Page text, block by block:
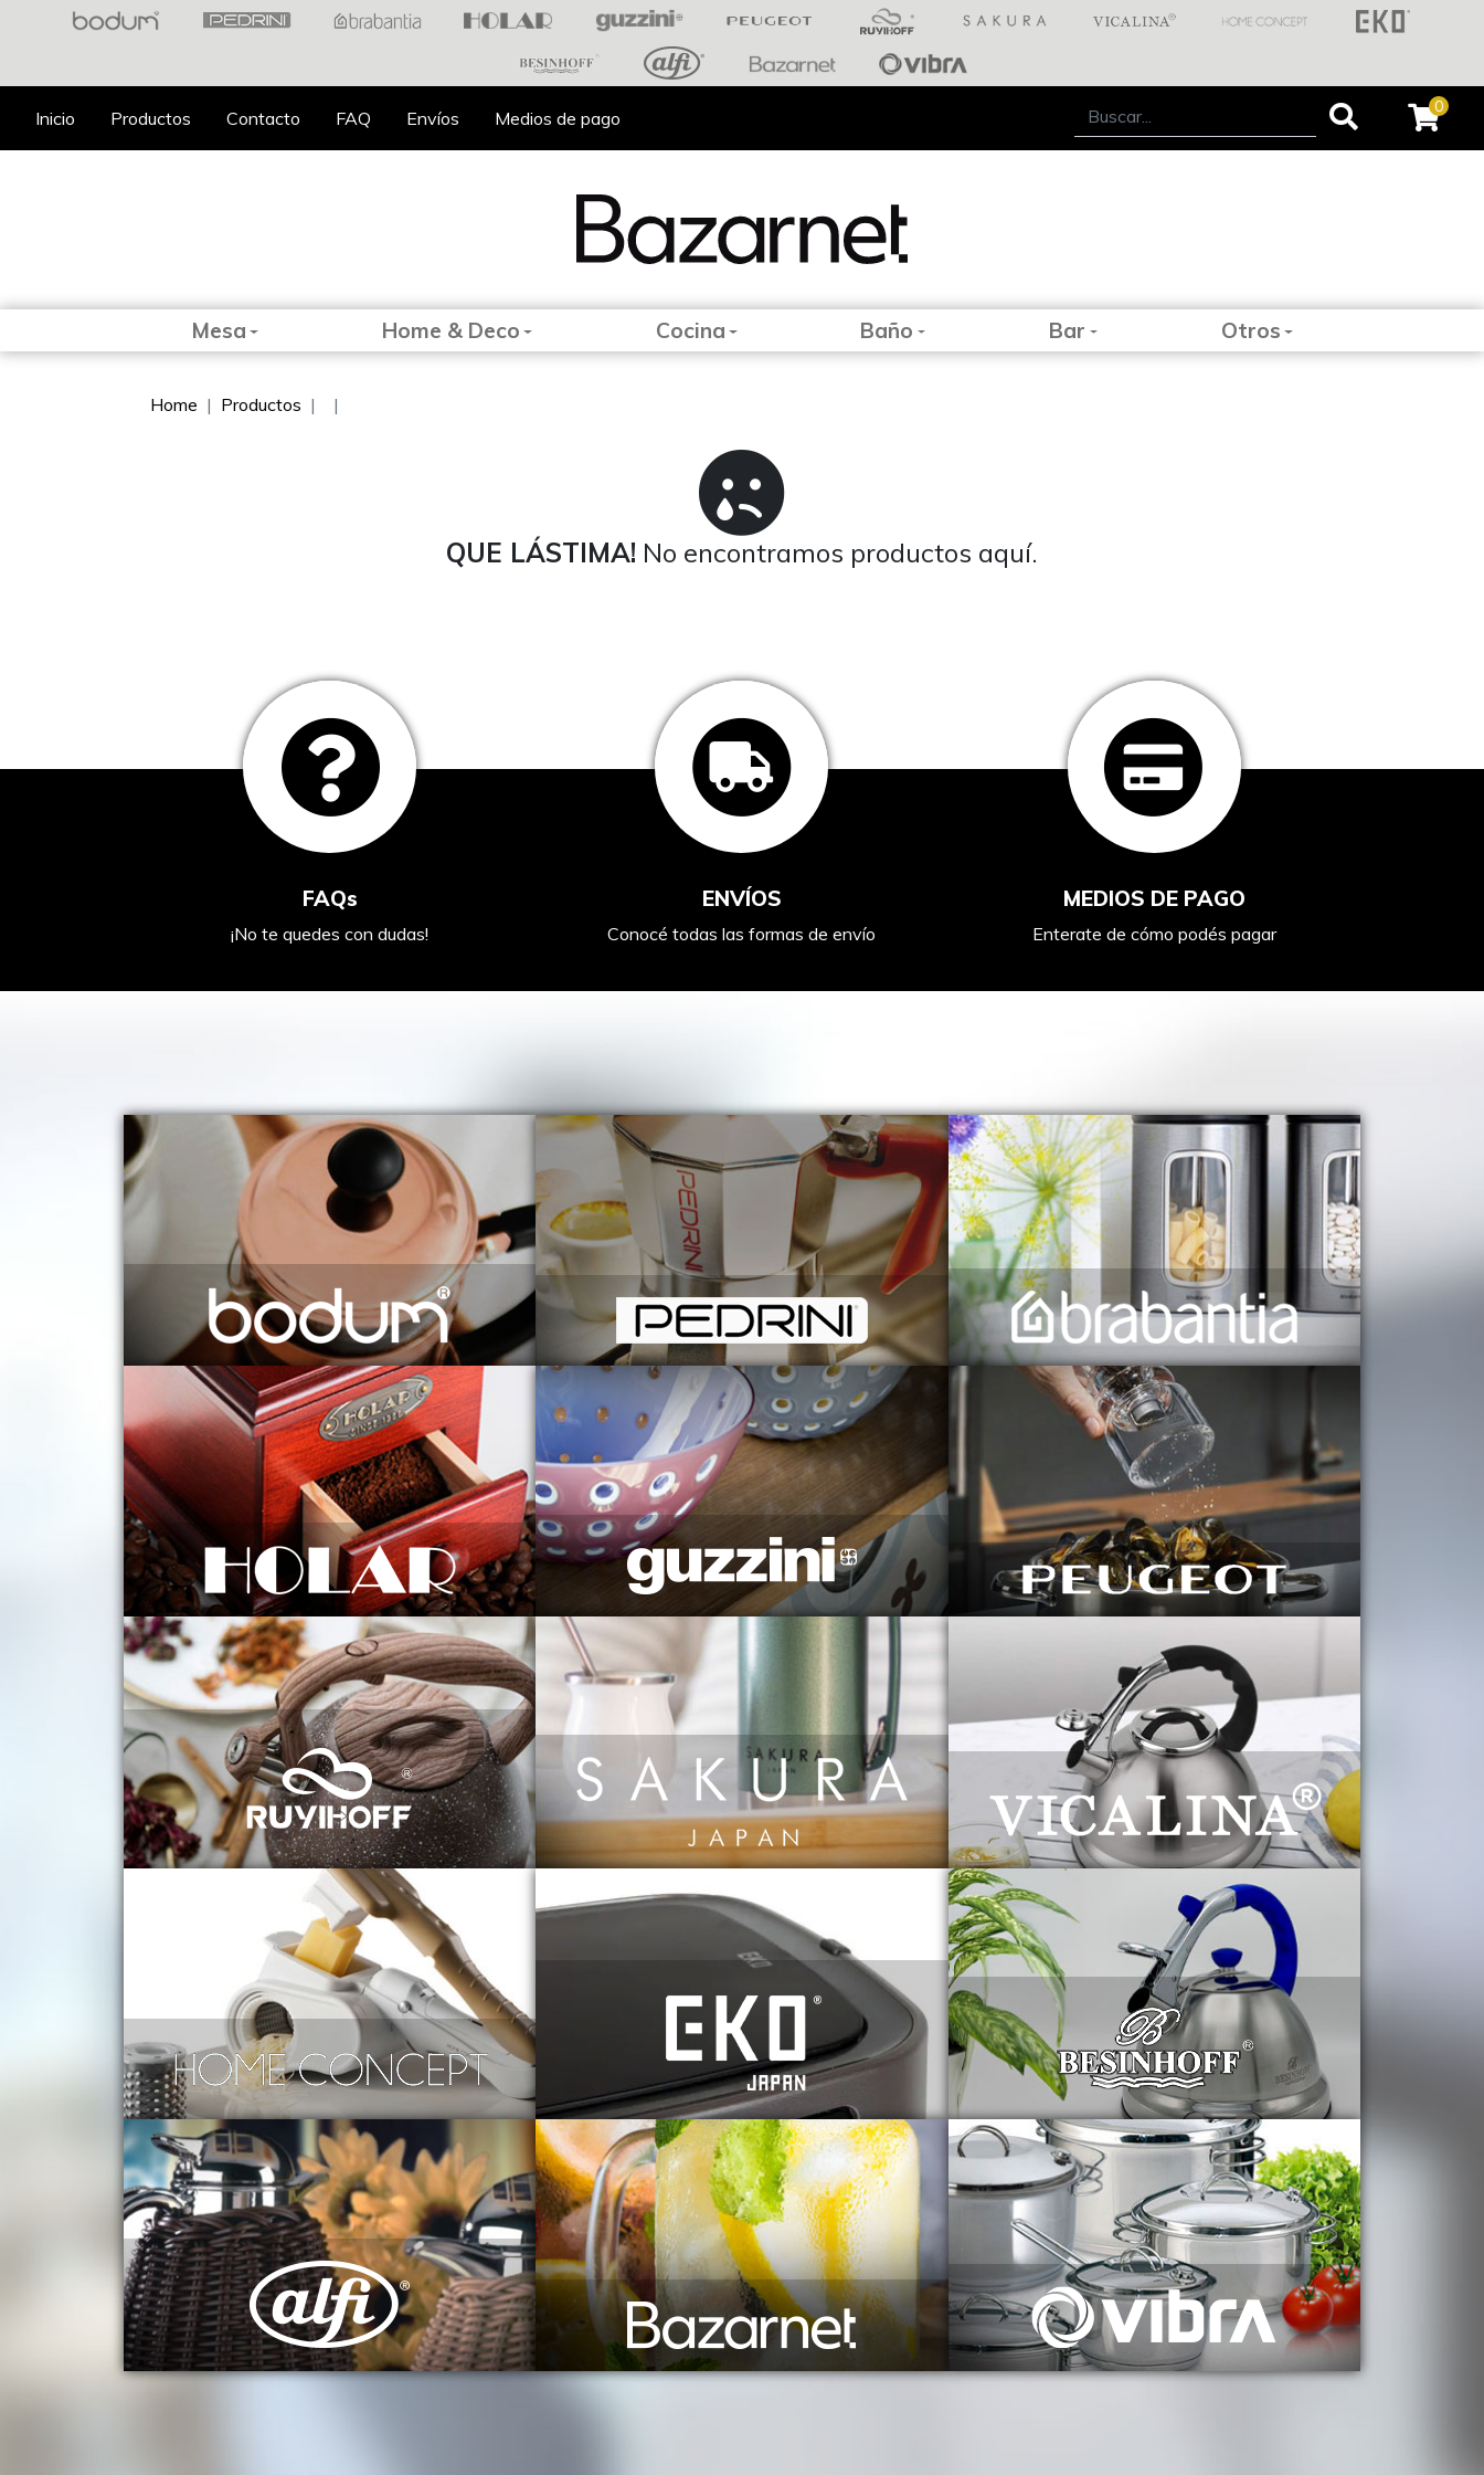
Inicio Productos Contacto FAQ Envíos Medios de pago
0
Mesa Home & Deco Cocina Baño Bar Otros
Home Productos
QUE LÁSTIMA!No encontramos productos aquí.
FAQs
¡No te quedes con dudas!
ENVÍOS
Conocé todas las formas de envío
MEDIOS DE PAGO
Enterate de cómo podés pagar